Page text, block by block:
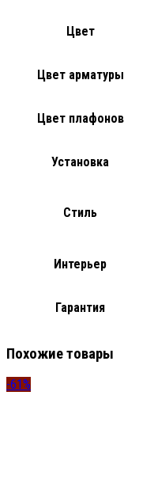
Цвет
Цвет арматуры
Цвет плафонов
Установка
Стиль
Интерьер
Гарантия
Похожие товары
-61%